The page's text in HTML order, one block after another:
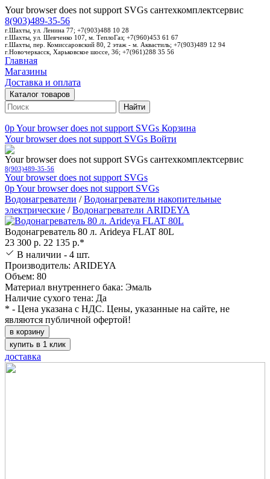
Your browser does not support SVGs сантехкомплектсервис
8(903)489-35-56
г.Шахты, ул. Ленина 77; +7(903)488 10 28
г.Шахты, ул. Шевченко 107, м. ТеплоГаз; +7(960)453 61 67
г.Шахты, пер. Комиссаровский 80, 2 этаж - м. Аквастиль; +7(903)489 12 94
г.Новочеркасск, Харьковское шоссе, 36; +7(961)288 35 56
Главная
Магазины
Доставка и оплата
Каталог товаров
Найти
0pYour browser does not support SVGs Корзина
Your browser does not support SVGs Войти
Your browser does not support SVGs сантехкомплектсервис
8(903)489-35-56
Your browser does not support SVGs
0pYour browser does not support SVGs
Водонагреватели /Водонагреватели накопительные
электрические /Водонагреватели ARIDEYA
Водонагреватель 80 л. Arideya FLAT 80L
23 300 р. 22 135 р.*
В наличии - 4 шт.
Производитель: ARIDEYA
Объем: 80
Материал внутреннего бака: Эмаль
Наличие сухого тена: Да
* - Цена указана с НДС. Цены, указанные на сайте, не
являются публичной офертой!
в корзину
купить в 1 клик
доставка